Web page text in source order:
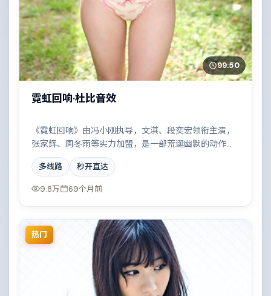
99:50
霓虹回响·杜比音效
《霓虹回响》由冯小刚执导，文淇、段奕宏领衔主演，
张家辉、周冬雨等实力加盟，是一部荒诞幽默的动作作
品。故事主要发生在墨西哥，两条时间线交错推进，真
相直至最后一刻揭晓。影片在视听语言与叙事节奏上均
有突破，适合喜欢深度叙事的观众。
多线路 秒开直达
9.8万 69个月前
热门